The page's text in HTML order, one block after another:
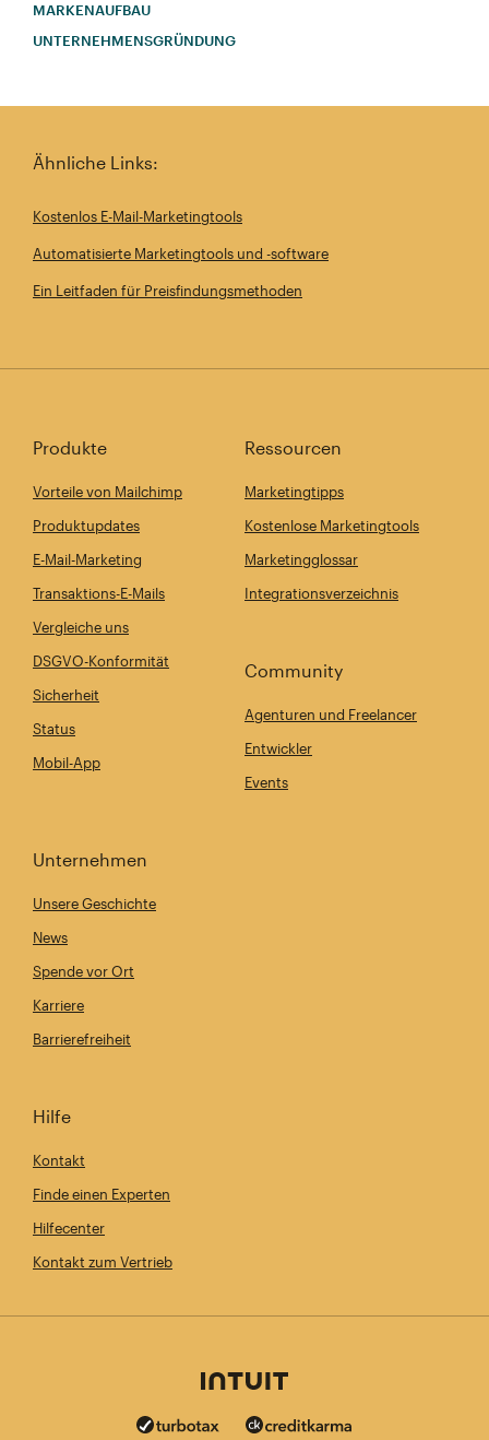
MARKENAUFBAU
UNTERNEHMENSGRÜNDUNG
Ähnliche Links:
Kostenlos E-Mail-Marketingtools
Automatisierte Marketingtools und -software
Ein Leitfaden für Preisfindungsmethoden
Produkte
Vorteile von Mailchimp
Produktupdates
E-Mail-Marketing
Transaktions-E-Mails
Vergleiche uns
DSGVO-Konformität
Sicherheit
Status
Mobil-App
Ressourcen
Marketingtipps
Kostenlose Marketingtools
Marketingglossar
Integrationsverzeichnis
Community
Agenturen und Freelancer
Entwickler
Events
Unternehmen
Unsere Geschichte
News
Spende vor Ort
Karriere
Barrierefreiheit
Hilfe
Kontakt
Finde einen Experten
Hilfecenter
Kontakt zum Vertrieb